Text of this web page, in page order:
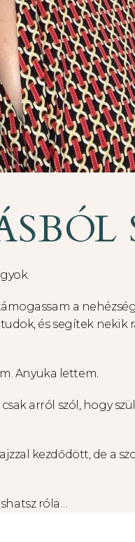
a
és segítek
Anyuka lettem.
arról szól, hogy
kezdődött, de a
róla…